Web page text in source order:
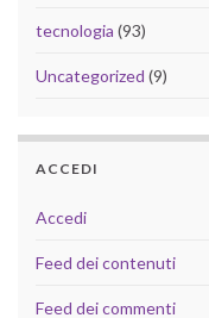
tecnologia (93)
Uncategorized (9)
ACCEDI
Accedi
Feed dei contenuti
Feed dei commenti